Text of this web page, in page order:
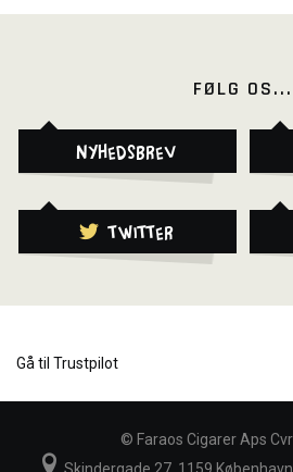
FØLG OS...
Nyhedsbrev
Twitter
Gå til Trustpilot
© Faraos Cigarer Aps